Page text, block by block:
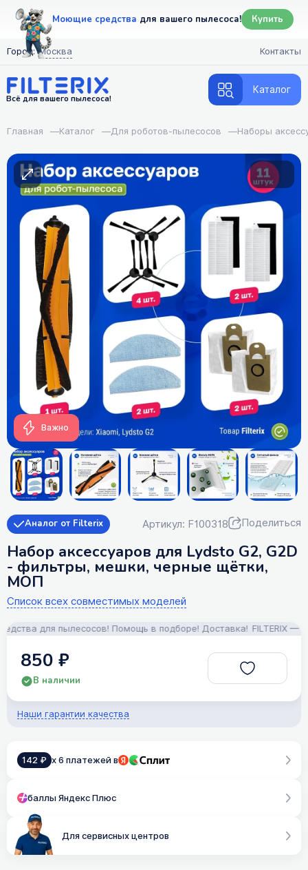
Моющие средства для вашего пылесоса! Купить
Город: Москва Контакты
Всё для вашего пылесоса!
Каталог
Главная —Каталог —Для роботов-пылесосов —Наборы
Важно
Аналог от Filterix Артикул: F100318 Поделиться
Набор аксессуаров для Lydsto G2, G2D
- фильтры, мешки, черные щётки,
МОП
Список всех совместимых моделей
для пылесосов! Помощь в подборе! Доставка! FILTERIX —
850 ₽
В наличии
Наши гарантии качества
142 ₽ x 6 платежей в
баллы Яндекс Плюс
Для сервисных центров